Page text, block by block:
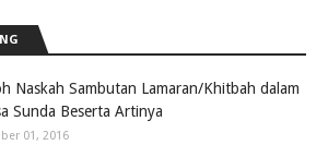
Naskah Sambutan Lamaran/Khitbah dalam
Sunda Beserta Artinya
01, 2016